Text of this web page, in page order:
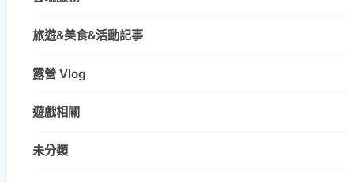
旅遊&美食&活動記事
露營 Vlog
遊戲相關
未分類